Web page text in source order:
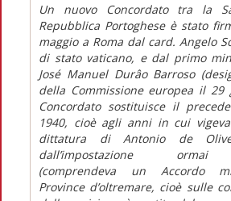
Un nuovo Concordato tra la
Repubblica Portoghese è stato
maggio a Roma dal card. Angelo
di stato vaticano, e dal primo
José Manuel Durâo Barroso
della Commissione europea il 29
Concordato sostituisce il
1940, cioè agli anni in cui
dittatura di Antonio de
dall’impostazione ormai
(comprendeva un Accordo
Province d’oltremare, cioè sulle